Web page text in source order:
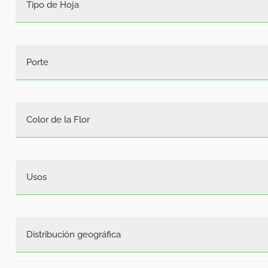
Tipo de Hoja
Porte
Color de la Flor
Usos
Distribución geográfica